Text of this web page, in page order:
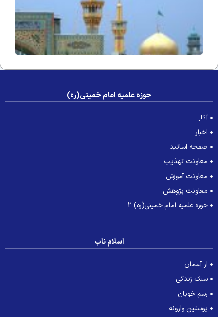
حوزه علمیه امام خمینی(ره)
آثار
اخبار
صفحه اساتید
معاونت تهذیب
معاونت آموزش
معاونت پژوهش
حوزه علمیه امام خمینی(ره) 2
اسلام ناب
از آسمان
سبک زندگی
رسم خوبان
پوستین وارونه